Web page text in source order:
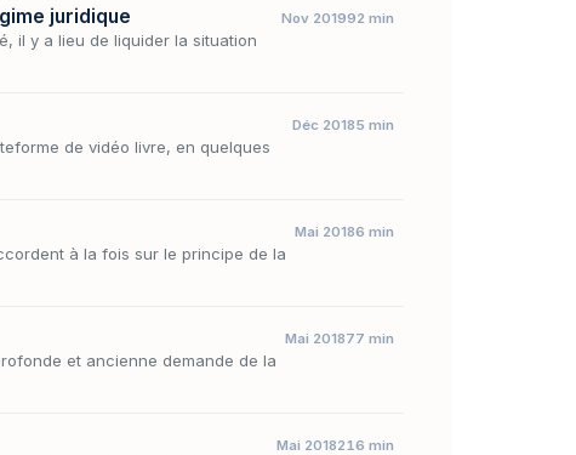
juridique
il y a lieu de liquider la situation
Nov 201992 min
de vidéo livre, en quelques
Déc 20185 min
à la fois sur le principe de la
Mai 20186 min
et ancienne demande de la
Mai 201877 min
Mai 2018216 min